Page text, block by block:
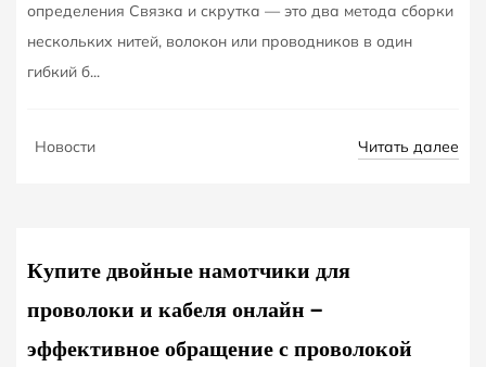
определения Связка и скрутка — это два метода сборки
нескольких нитей, волокон или проводников в один
гибкий б...
Новости Читать далее
Купите двойные намотчики для
проволоки и кабеля онлайн —
эффективное обращение с проволокой